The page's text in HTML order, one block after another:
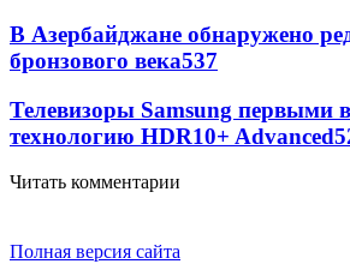
В Азербайджане обнаружено
бронзового века537
Телевизоры Samsung первыми
технологию HDR10+ Advanced
Читать комментарии
Полная версия сайта